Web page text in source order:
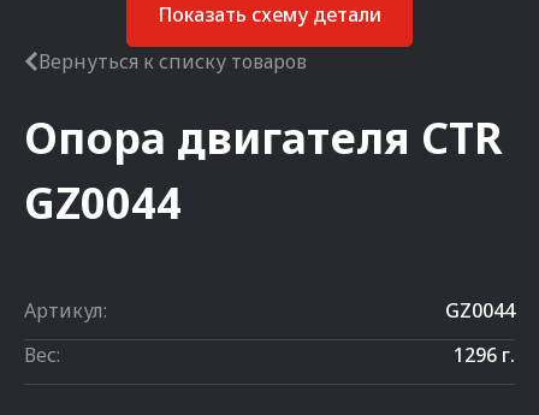
Показать схему детали
Вернуться к списку товаров
Опора двигателя CTR
GZ0044
Артикул:
GZ0044
Вес:
1296 г.